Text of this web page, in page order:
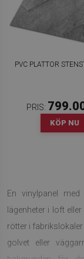
PVC PLATTOR
PRIS:
KÖP NU
En vinylpanel
lägenheter i loft
rötter i
golvet eller